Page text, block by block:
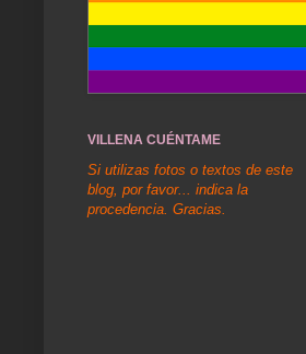
VILLENA CUÉNTAME
Si utilizas fotos o textos de este
blog, por favor... indica la
procedencia. Gracias.